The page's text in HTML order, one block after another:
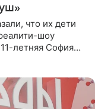
что их дети
шоу
летняя София